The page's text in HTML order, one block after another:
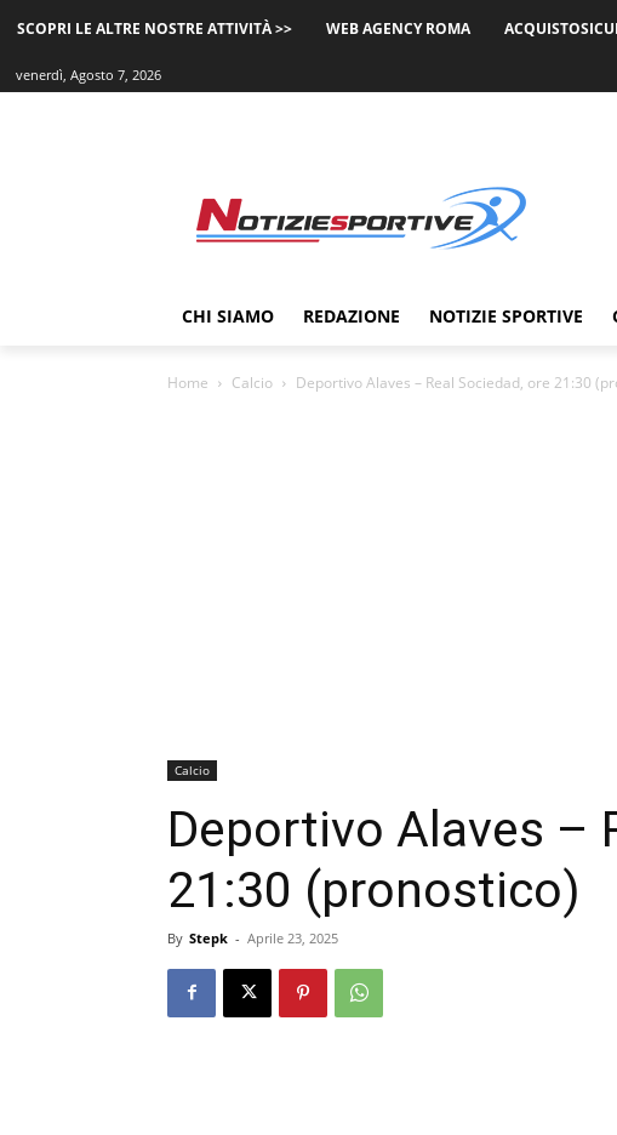
SCOPRI LE ALTRE NOSTRE ATTIVITÀ >> WEB AGENCY ROMA
venerdì, Agosto 7, 2026
CHI SIAMO REDAZIONE NOTIZIE SPORTIVE
Home Calcio Deportivo Alaves – Real Sociedad, ore 21:30
Calcio
Deportivo Alaves –
21:30 (pronostico)
By Stepk - Aprile 23, 2025